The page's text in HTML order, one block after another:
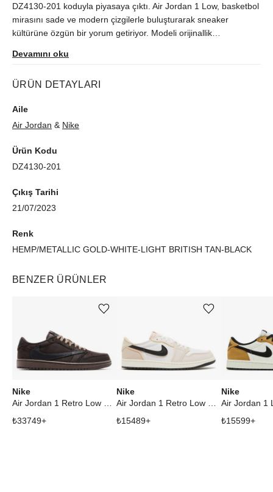
DZ4130-201 koduyla piyasaya çıktı. Air Jordan 1 Low, basketbol
mirasını sade ve modern çizgilerle buluşturarak sneaker
kültürüne özgün bir yorum getiriyor. Modeli orijinallik
Devamını oku
ÜRÜN DETAYLARI
Aile
Air Jordan & Nike
Ürün Kodu
DZ4130-201
Çıkış Tarihi
21/07/2023
Renk
HEMP/METALLIC GOLD-WHITE-LIGHT BRITISH TAN-BLACK
BENZER ÜRÜNLER
Nike
₺33749+
Ürünü istek listesine ekle veya listeden çıkar
Nike
₺15489+
Ürünü istek listesine ekle veya listeden çıkar
Nike
₺15599+